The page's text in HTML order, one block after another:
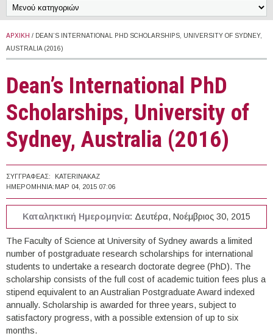
ΑΡΧΙΚΉ / DEAN’S INTERNATIONAL PHD SCHOLARSHIPS, UNIVERSITY OF SYDNEY,
AUSTRALIA (2016)
Dean’s International PhD
Scholarships, University of
Sydney, Australia (2016)
ΣΥΓΓΡΑΦΈΑΣ:
KATERINAKAZ
ΗΜΕΡΟΜΗΝΊΑ: ΜΑΡ 04, 2015 07:06
Καταληκτική Ημερομηνία: Δευτέρα, Νοέμβριος 30, 2015
The Faculty of Science at University of Sydney awards a limited
number of postgraduate research scholarships for international
students to undertake a research doctorate degree (PhD). The
scholarship consists of the full cost of academic tuition fees plus a
stipend equivalent to an Australian Postgraduate Award indexed
annually. Scholarship is awarded for three years, subject to
satisfactory progress, with a possible extension of up to six
months.